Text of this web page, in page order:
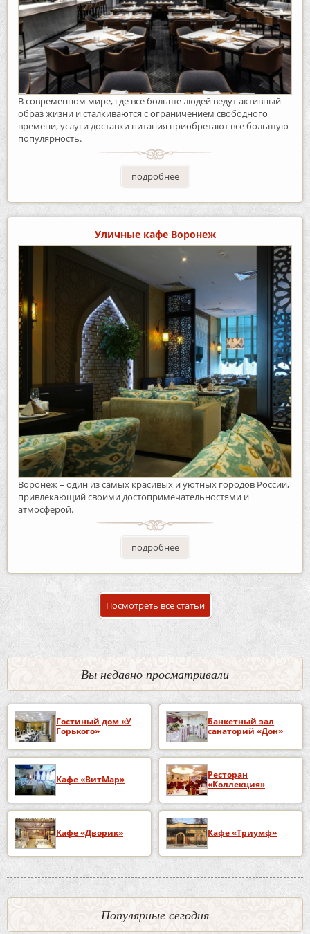
В современном мире, где все больше людей ведут активный
образ жизни и сталкиваются с ограничением свободного
времени, услуги доставки питания приобретают все большую
популярность.
подробнее
Уличные кафе Воронеж
Воронеж – один из самых красивых и уютных городов России,
привлекающий своими достопримечательностями и
атмосферой.
подробнее
Посмотреть все статьи
Вы недавно просматривали
Гостиный дом «У
Горького»
Банкетный зал
санаторий «Дон»
Кафе «ВитМар»
Ресторан
«Коллекция»
Кафе «Дворик» Кафе «Триумф»
Популярные сегодня